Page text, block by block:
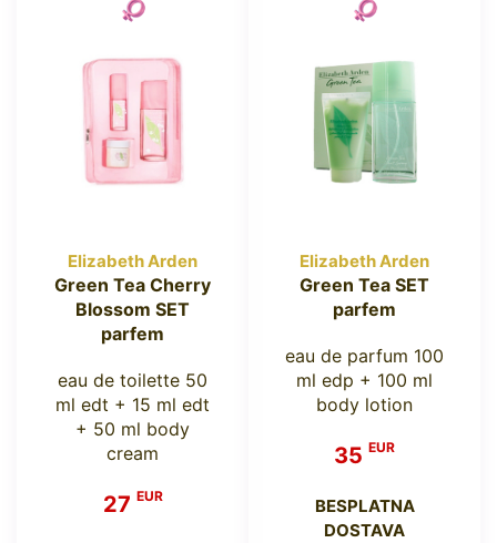
Elizabeth Arden
Green Tea Cherry
Blossom SET
parfem
eau de toilette 50
ml edt + 15 ml edt
+ 50 ml body
cream
27 EUR
Elizabeth Arden
Green Tea SET
parfem
eau de parfum 100
ml edp + 100 ml
body lotion
35 EUR
BESPLATNA
DOSTAVA